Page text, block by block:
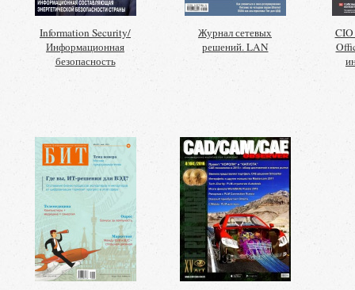
Information Security/
Информационная
безопасность
Журнал сетевых
решений. LAN